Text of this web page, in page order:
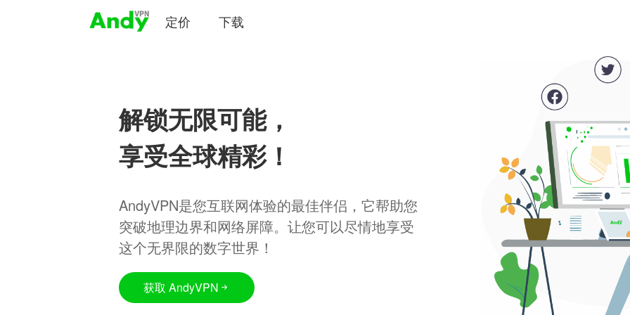
定价 下载
解锁无限可能，
享受全球精彩！
AndyVPN是您互联网体验的最佳伴侣，它帮助您
突破地理边界和网络屏障。让您可以尽情地享受
这个无界限的数字世界！
获取 AndyVPN